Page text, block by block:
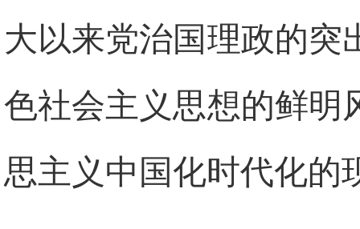
大以来党治国理政的突
色社会主义思想的鲜明
思主义中国化时代化的